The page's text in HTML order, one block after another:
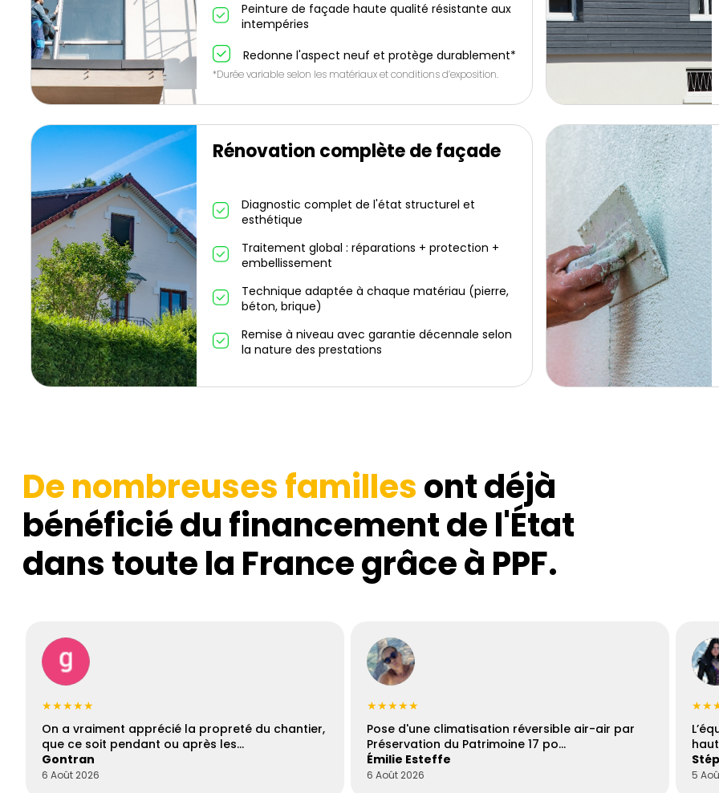
Peinture de façade haute qualité résistante aux
intempéries
Redonne l'aspect neuf et protège durablement*
*Durée variable selon les matériaux et conditions d’exposition.
Rénovation complète de façade
Diagnostic complet de l'état structurel et
esthétique
Traitement global : réparations + protection +
embellissement
Technique adaptée à chaque matériau (pierre,
béton, brique)
Remise à niveau avec garantie décennale selon
la nature des prestations
De nombreuses famillesont déjà
bénéficié du financement de l'État
dans toute la France grâce à PPF.
★★★★★
On a vraiment apprécié la propreté du chantier,
que ce soit pendant ou après les…
Gontran
6 Août 2026
★★★★★
Pose d'une climatisation réversible air-air par
Préservation du Patrimoine 17 po…
Émilie Esteffe
6 Août 2026 5